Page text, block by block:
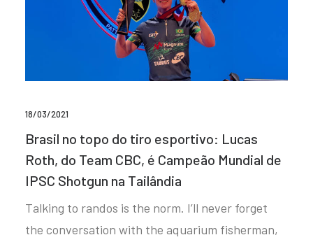
18/03/2021
Brasil no topo do tiro esportivo: Lucas
Roth, do Team CBC, é Campeão Mundial de
IPSC Shotgun na Tailândia
Talking to randos is the norm. I’ll never forget
the conversation with the aquarium fisherman,